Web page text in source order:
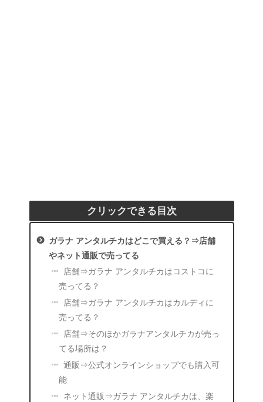
クリックできる目次
ガラナ アンタルチカはどこで買える？⇒店舗
やネット通販で売ってる
店舗⇒ガラナ アンタルチカはコストコに
売ってる？
店舗⇒ガラナ アンタルチカはカルディに
売ってる？
店舗⇒そのほかガラナアンタルチカが売っ
てる場所は？
通販⇒公式オンラインショップでも購入可
能
ネット通販⇒ガラナ アンタルチカは、楽